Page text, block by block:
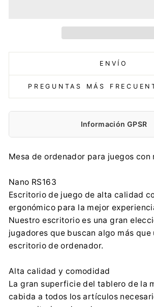
ENVÍO
PREGUNTAS MÁS
Información GPSR
Fabricante:
Centrumelektroniki.EU Sp.
+48 32 284 72 22
Importador:
Koniec produkcji Arek
Korfantego 7, 42-600
Mesa de ordenador para juegos
Nano RS163
Escritorio de juego de alta calidad
ergonómico para la mejor
Nuestro escritorio es una gran
jugadores que buscan algo más que
escritorio de ordenador.
Alta calidad y comodidad
La gran superficie del tablero de la
cabida a todos los artículos